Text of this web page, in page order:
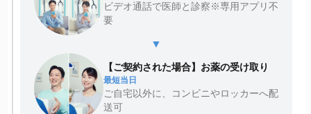
ビデオ通話で医師と診察※専用アプリ不
要
▼
【ご契約された場合】お薬の受け取り
最短当日
ご自宅以外に、コンビニやロッカーへ配
送可